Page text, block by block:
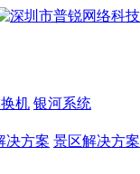
机 银河系统
决方案 景区解决方案